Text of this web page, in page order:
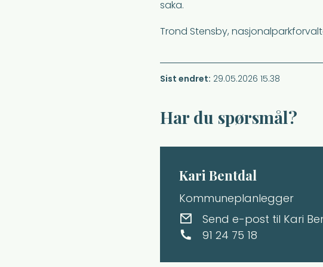
saka.
Trond Stensby,
Sist endret 29.05.2026 15.38
Har du spørsmål?
Kari Bentdal
Kommuneplanlegger
E-postSend e-post til Kari
Mobil91 24 75 18